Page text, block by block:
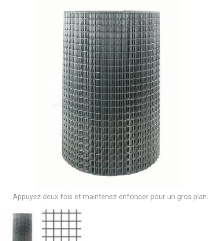
Nouveaux produits
Nous joindre
Appuyez deux fois et maintenez enfoncer pour un gros plan.